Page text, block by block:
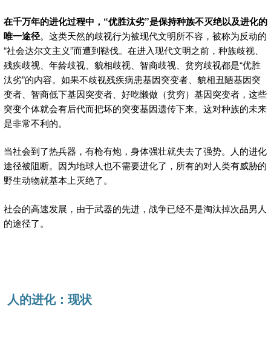
在千万年的进化过程中，“优胜汰劣”是保持种族不灭绝以及进化的
唯一途径。这类天然的歧视行为被现代文明所不容，被称为反动的
“社会达尔文主义”而遭到鞑伐。在进入现代文明之前，种族歧视、
残疾歧视、年龄歧视、貌相歧视、智商歧视、贫穷歧视都是“优胜
汰劣”的内容。如果不歧视残疾病患基因突变者、貌相丑陋基因突
变者、智商低下基因突变者、好吃懒做（贫穷）基因突变者，这些
突变个体就会有后代而把坏的突变基因遗传下来。这对种族的未来
是非常不利的。
当社会到了热兵器，有枪有炮，身体强壮就失去了强势。人的进化
途径被阻断。因为地球人也不需要进化了，所有的对人类有威胁的
野生动物就基本上灭绝了。
社会的高速发展，由于武器的先进，战争已经不是淘汰掉次品男人
的途径了。
人的进化：现状